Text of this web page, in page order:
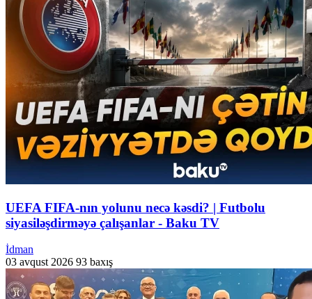
UEFA FIFA-nın yolunu necə kəsdi? | Futbolu
siyasiləşdirməyə çalışanlar - Baku TV
İdman
03 avqust 2026 93 baxış